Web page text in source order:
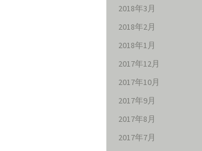
2018年3月
2018年2月
2018年1月
2017年12月
2017年10月
2017年9月
2017年8月
2017年7月